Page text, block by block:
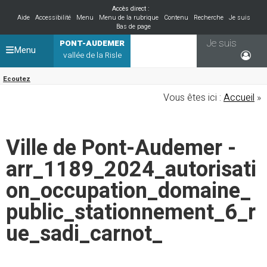
Accès direct :
Aide
Accessibilité Menu Menu de la rubrique Contenu Recherche
Je suis
Bas de page
PONT-AUDEMER
vallée de la Risle
Ecoutez
Je suis
Menu
Vous êtes ici : Accueil »
Ville de Pont-Audemer -
arr_1189_2024_autorisati
on_occupation_domaine_
public_stationnement_6_r
ue_sadi_carnot_